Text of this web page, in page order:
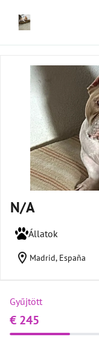
N/A
Állatok
location_on Madrid, España
Gyűjtött
€ 245